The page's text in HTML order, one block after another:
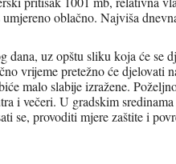
oblačno. Najviša
dana, uz opštu sliku koja će se
vrijeme pretežno će djelovati
malo slabije izražene.
i večeri. U gradskim
se, provoditi mjere zaštite i